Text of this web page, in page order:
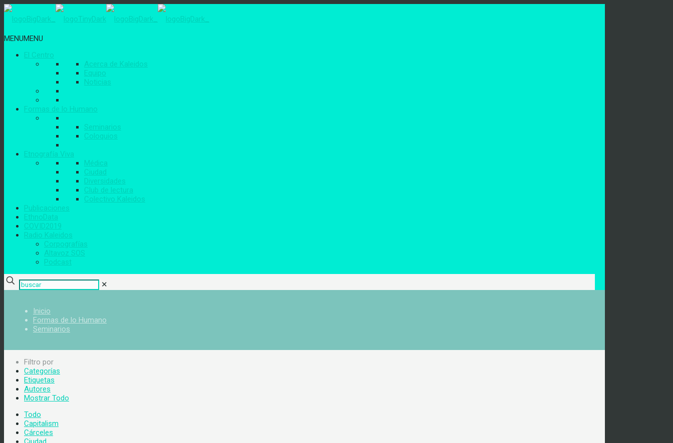
MENUMENU
El Centro
Acerca de Kaleidos
Equipo
Noticias
Formas de lo Humano
Seminarios
Coloquios
Etnografía Viva
Médica
Ciudad
Diversidades
Club de lectura
Colectivo Kaleidos
Publicaciones
EthnoData
COVID2019
Radio Kaleidos
Corpografías
Altavoz SOS
Podcast
✕
Inicio
Formas de lo Humano
Seminarios
Filtro por
Categorías
Etiquetas
Autores
Mostrar Todo
Todo
Capitalism
Cárceles